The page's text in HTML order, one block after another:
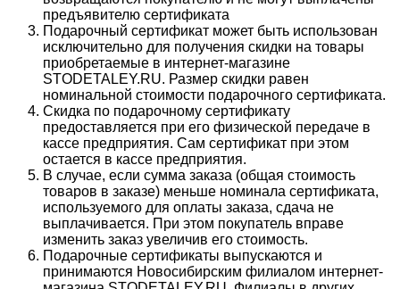
предъявителю сертификата
Подарочный сертификат может быть использован
исключительно для получения скидки на товары
приобретаемые в интернет-магазине
STODETALEY.RU. Размер скидки равен
номинальной стоимости подарочного сертификата.
Скидка по подарочному сертификату
предоставляется при его физической передаче в
кассе предприятия. Сам сертификат при этом
остается в кассе предприятия.
В случае, если сумма заказа (общая стоимость
товаров в заказе) меньше номинала сертификата,
используемого для оплаты заказа, сдача не
выплачивается. При этом покупатель вправе
изменить заказ увеличив его стоимость.
Подарочные сертификаты выпускаются и
принимаются Новосибирским филиалом интернет-